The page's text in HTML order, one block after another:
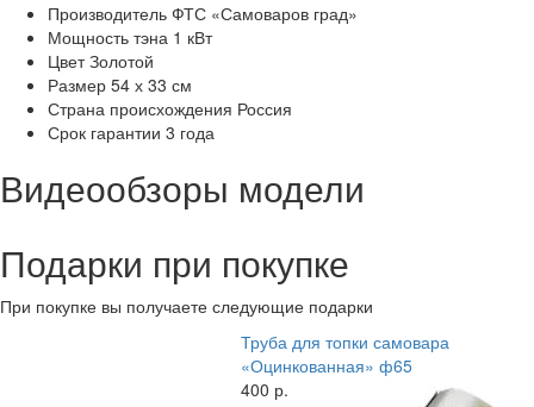
Производитель ФТС «Самоваров град»
Мощность тэна 1 кВт
Цвет Золотой
Размер 54 х 33 см
Страна происхождения Россия
Срок гарантии 3 года
Видеообзоры модели
Подарки при покупке
При покупке вы получаете следующие подарки
Труба для топки самовара
«Оцинкованная» ф65
400 р.